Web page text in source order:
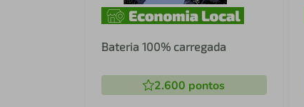
Bateria 100% carregada
2.600 pontos